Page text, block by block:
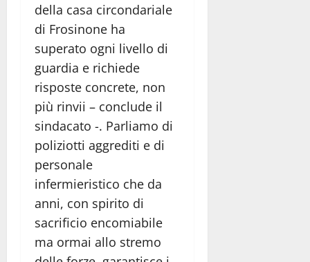
della casa circondariale
di Frosinone ha
superato ogni livello di
guardia e richiede
risposte concrete, non
più rinvii – conclude il
sindacato -. Parliamo di
poliziotti aggrediti e di
personale
infermieristico che da
anni, con spirito di
sacrificio encomiabile
ma ormai allo stremo